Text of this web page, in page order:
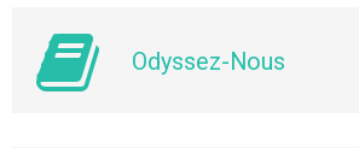
Odyssez-Nous